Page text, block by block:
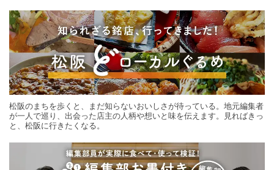
松阪のまちを歩くと、まだ知らないおいしさが待っている。地元編集者
が一人で巡り、出会った店主の人柄や想いと味を伝えます。見ればきっ
と、松阪に行きたくなる。